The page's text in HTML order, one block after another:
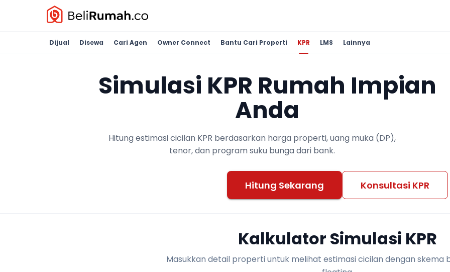
Dijual Disewa Cari Agen Owner Connect Bantu Cari Properti KPR LMS Lainnya
Simulasi KPR Rumah Impian
Anda
Hitung estimasi cicilan KPR berdasarkan harga properti, uang muka (DP),
tenor, dan program suku bunga dari bank.
Hitung Sekarang Konsultasi KPR
Kalkulator Simulasi KPR
Masukkan detail properti untuk melihat estimasi cicilan dengan skema